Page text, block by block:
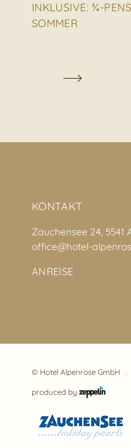
INKLUSIVE: ¾-
SOMMER
KONTAKT
Zauchensee 24,
office@hotel-
ANREISE
© Hotel Alpenrose GmbH
produced by